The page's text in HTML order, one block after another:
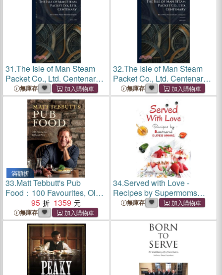
31.The Isle of Man Steam
Packet Co., Ltd. Centenary:
1830-1930
無庫存
32.The Isle of Man Steam
Packet Co., Ltd. Centenary:
1830-1930
無庫存
滿額折
33.Matt Tebbutt's Pub
Food：100 Favourites, Old
and New
95 1359
無庫存
34.Served with Love -
Recipes by Supermoms
living in Ashiana Housing
無庫存